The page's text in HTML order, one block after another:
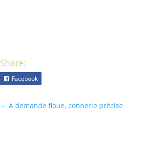
Share:
Facebook
← A demande floue, connerie précise